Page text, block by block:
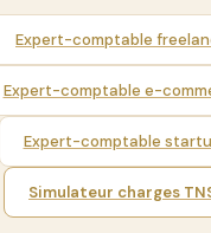
Expert-comptable
Expert-comptable e-
Expert-comptable
Simulateur charges